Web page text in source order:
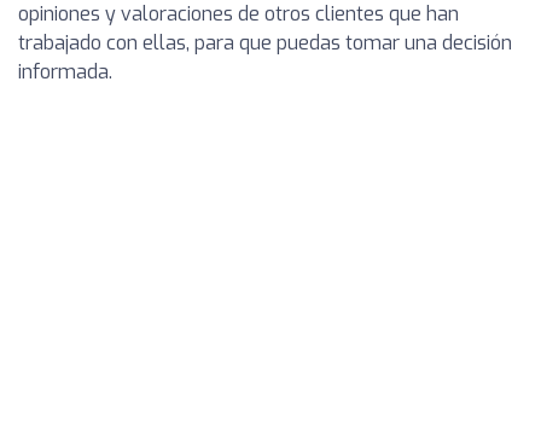
opiniones y valoraciones de otros clientes que han
trabajado con ellas, para que puedas tomar una decisión
informada.